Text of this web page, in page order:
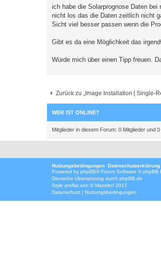
g
ich habe die Solarprognose Daten
nicht los das die Daten zeitlich nicht
Sicht viel besser passen wenn die
Gibt es da eine Möglichkeit das
Würde mich über einen Tipp freuen.
Zurück zu „Image Installation [ Single-
WER IST ONLINE?
Mitglieder in diesem Forum: 0 Mitglieder und
Nutzungsbedingungen Datenschutzerklärung
Powered by phpBB® Forum Software © phpBB
Deutsche Übersetzung durch phpBB.de
Style proflat von ©Mazeltof 2017
Datenschutz | Nutzungsbedingungen